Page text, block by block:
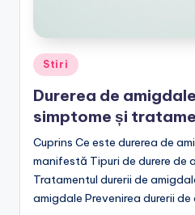
Posted
in
Stiri
Durerea de
simptome și
Cuprins Ce este durerea de
manifestă Tipuri de durere de
Tratamentul durerii de
amigdale Prevenirea durerii